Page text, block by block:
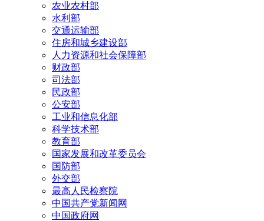
农业农村部
水利部
交通运输部
住房和城乡建设部
人力资源和社会保障部
财政部
司法部
民政部
公安部
工业和信息化部
科学技术部
教育部
国家发展和改革委员会
国防部
外交部
最高人民检察院
中国共产党新闻网
中国政府网